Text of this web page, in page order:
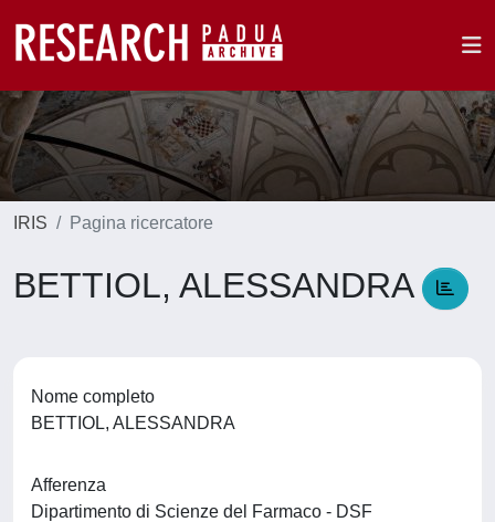
IRIS Pagina ricercatore
BETTIOL, ALESSANDRA
Nome completo
BETTIOL, ALESSANDRA
Afferenza
Dipartimento di Scienze del Farmaco - DSF